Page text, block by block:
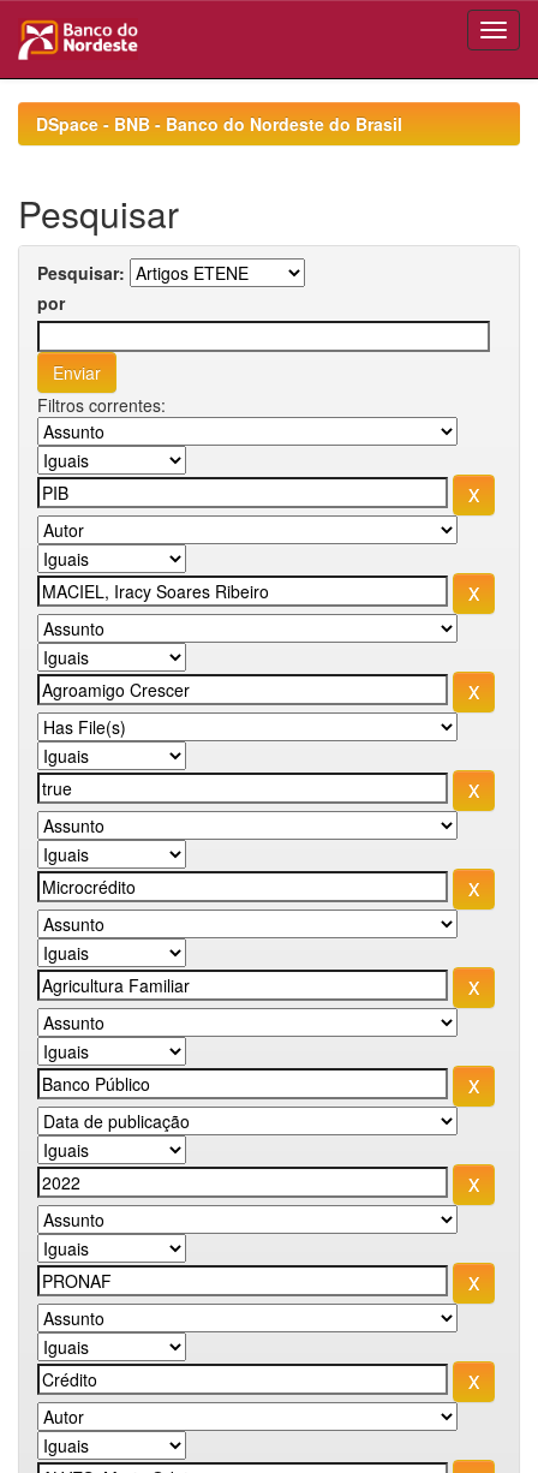
navigationDSpace - BNB - Banco do Nordeste do Brasil
Pesquisar
Pesquisar:
por
Filtros correntes: